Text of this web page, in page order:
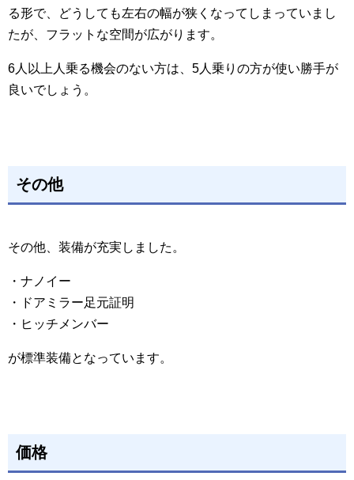
る形で、どうしても左右の幅が狭くなってしまっていまし
たが、フラットな空間が広がります。
6人以上人乗る機会のない方は、5人乗りの方が使い勝手が
良いでしょう。
その他
その他、装備が充実しました。
・ナノイー
・ドアミラー足元証明
・ヒッチメンバー
が標準装備となっています。
価格